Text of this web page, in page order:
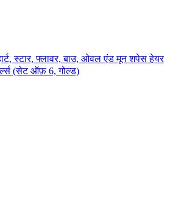
स्टार, फ्लावर, बाउ, ओवल एंड मून शपेस हेयर
(सेट ऑफ़ 6, गोल्ड)